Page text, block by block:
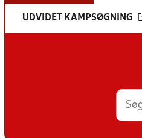
UDVIDET KAMPSØGNING